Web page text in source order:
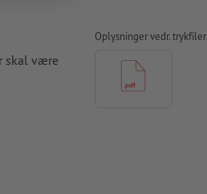
skal være
Oplysninger vedr. trykfiler